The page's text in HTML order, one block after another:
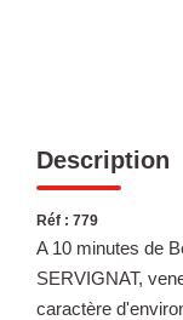
Description
Réf : 779
A 10 minutes de
SERVIGNAT,
caractère